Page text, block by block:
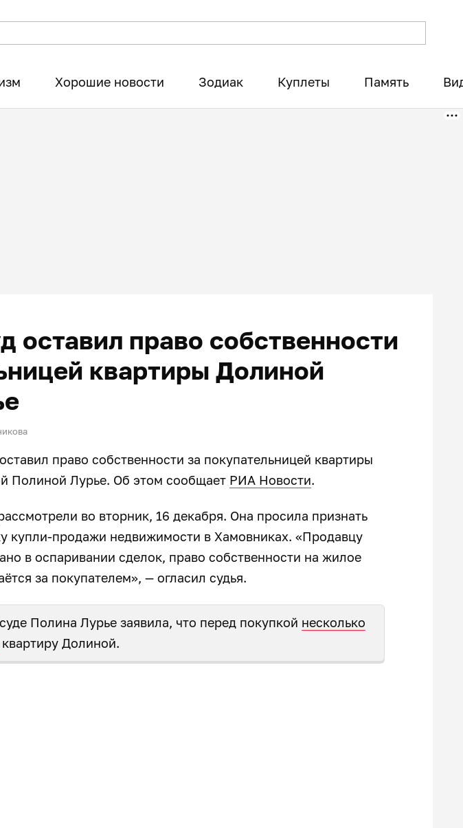
Хорошие новости Зодиак Куплеты Память
оставил право собственности
квартиры Долиной
право собственности за покупательницей квартиры
Полиной Лурье. Об этом сообщает РИА Новости.
во вторник, 16 декабря. Она просила признать
купли-продажи недвижимости в Хамовниках. «Продавцу
в оспаривании сделок, право собственности на жилое
за покупателем», — огласил судья.
Полина Лурье заявила, что перед покупкой несколько
квартиру Долиной.